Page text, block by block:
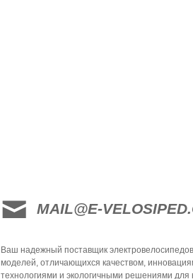
MAIL@E-
Ваш надежный поставщик
моделей, отличающихся качеством,
технологиями и экологичными решениями